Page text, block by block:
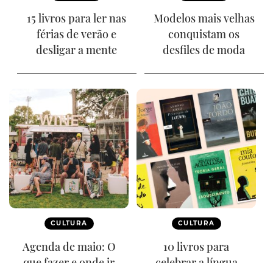
15 livros para ler nas
férias de verão e
desligar a mente
Modelos mais velhas
conquistam os
desfiles de moda
CULTURA
Agenda de maio: O
CULTURA
10 livros para